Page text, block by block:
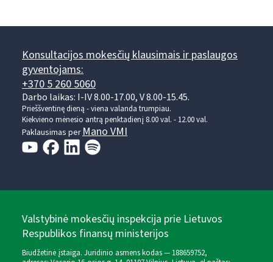
Konsultacijos mokesčių klausimais ir paslaugos
gyventojams:
+370 5 260 5060
Darbo laikas: I-IV 8.00-17.00, V 8.00-15.45.
Prieššventinę dieną - viena valanda trumpiau.
Kiekvieno mėnesio antrą penktadienį 8.00 val. - 12.00 val.
Paklausimas perMano VMI
Valstybinė mokesčių inspekcija prie Lietuvos
Respublikos finansų ministerijos
Biudžetinė įstaiga. Juridinio asmens kodas — 188659752,